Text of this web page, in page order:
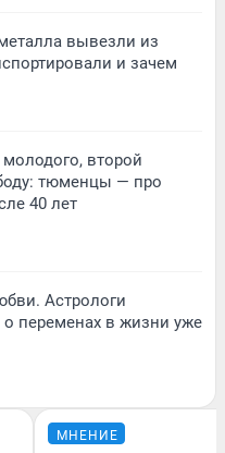
вывезли из
и зачем
второй
тюменцы — про
40 лет
Астрологи
переменах в жизни уже
МНЕНИЕ